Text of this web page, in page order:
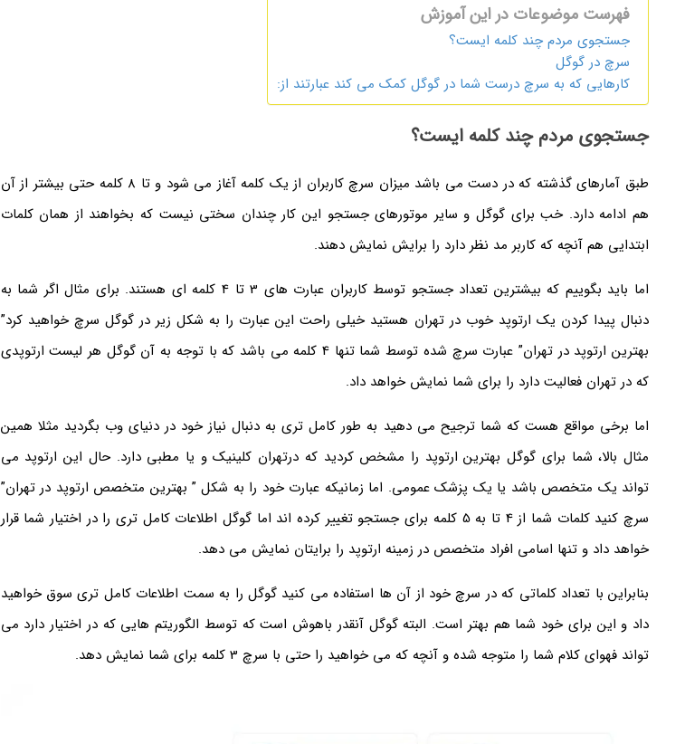
فهرست موضوعات در این آموزش
جستجوی مردم چند کلمه ایست؟
سرچ در گوگل
کارهایی که به سرچ درست شما در گوگل کمک می کند عبارتند از:
جستجوی مردم چند کلمه ایست؟
طبق آمارهای گذشته که در دست می باشد میزان سرچ کاربران از یک کلمه آغاز می شود و تا 8 کلمه حتی بیشتر از آن
هم ادامه دارد. خب برای گوگل و سایر موتورهای جستجو این کار چندان سختی نیست که بخواهند از همان کلمات
ابتدایی هم آنچه که کاربر مد نظر دارد را برایش نمایش دهند.
اما باید بگوییم که بیشترین تعداد جستجو توسط کاربران عبارت های 3 تا 4 کلمه ای هستند. برای مثال اگر شما به
دنبال پیدا کردن یک ارتوپد خوب در تهران هستید خیلی راحت این عبارت را به شکل زیر در گوگل سرچ خواهید کرد”
بهترین ارتوپد در تهران” عبارت سرچ شده توسط شما تنها 4 کلمه می باشد که با توجه به آن گوگل هر لیست ارتوپدی
که در تهران فعالیت دارد را برای شما نمایش خواهد داد.
اما برخی مواقع هست که شما ترجیح می دهید به طور کامل تری به دنبال نیاز خود در دنیای وب بگردید مثلا همین
مثال بالا، شما برای گوگل بهترین ارتوپد را مشخص کردید که درتهران کلینیک و یا مطبی دارد. حال این ارتوپد می
تواند یک متخصص باشد یا یک پزشک عمومی. اما زمانیکه عبارت خود را به شکل ” بهترین متخصص ارتوپد در تهران”
سرچ کنید کلمات شما از 4 تا به 5 کلمه برای جستجو تغییر کرده اند اما گوگل اطلاعات کامل تری را در اختیار شما قرار
خواهد داد و تنها اسامی افراد متخصص در زمینه ارتوپد را برایتان نمایش می دهد.
بنابراین با تعداد کلماتی که در سرچ خود از آن ها استفاده می کنید گوگل را به سمت اطلاعات کامل تری سوق خواهید
داد و این برای خود شما هم بهتر است. البته گوگل آنقدر باهوش است که توسط الگوریتم هایی که در اختیار دارد می
تواند فهوای کلام شما را متوجه شده و آنچه که می خواهید را حتی با سرچ 3 کلمه برای شما نمایش دهد.